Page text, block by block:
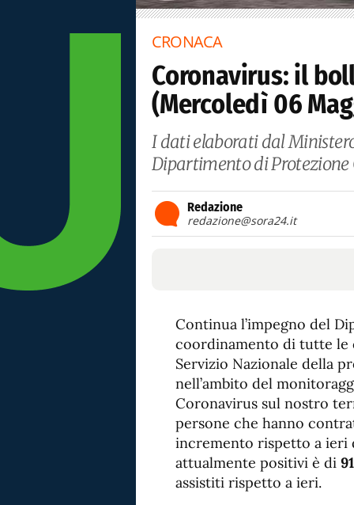
CRONACA
Coronavirus: il
(Mercoledì 06
I dati elaborati dal
Dipartimento di Protezione
Redazione
redazione@sora24.it
Continua l’impegno del
coordinamento di tutte
Servizio Nazionale della
nell’ambito del
Coronavirus sul nostro
persone che hanno
incremento rispetto a ieri
attualmente positivi è di
assistiti rispetto a ieri.